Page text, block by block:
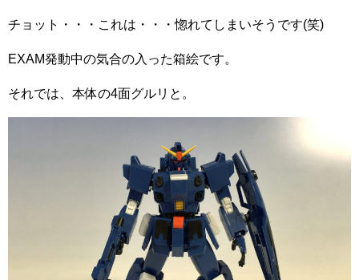
チョット・・・これは・・・惚れてしまいそうです(笑)
EXAM発動中の気合の入った箱絵です。
それでは、本体の4面グルリと。